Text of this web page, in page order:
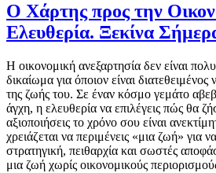
Ο Χάρτης προς την
Ελευθερία. Ξεκίνα
Η οικονομική ανεξαρτησία δεν είναι
δικαίωμα για όποιον είναι
της ζωής του. Σε έναν κόσμο γεμάτο
άγχη, η ελευθερία να επιλέγεις πώς θα
αξιοποιήσεις το χρόνο σου είναι
χρειάζεται να περιμένεις «μια ζωή» για
στρατηγική, πειθαρχία και σωστές
μια ζωή χωρίς οικονομικούς